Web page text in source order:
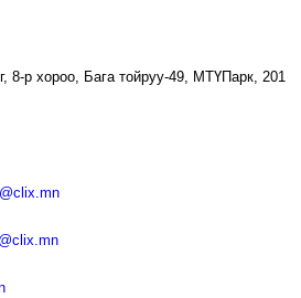
8-р хороо, Бага тойруу-49, МТҮПарк, 201